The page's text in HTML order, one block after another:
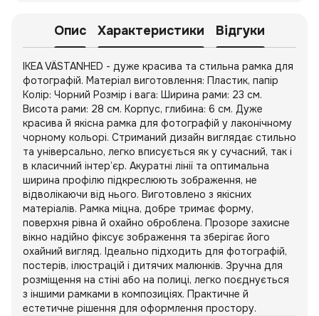
Опис Характеристики Відгуки
IKEA VÄSTANHED - дуже красива та стильна рамка для
фотографій. Матеріал виготовлення: Пластик, папір
Колір: Чорний Розмір і вага: Ширина рами: 23 см.
Висота рами: 28 см. Корпус, глибина: 6 см. Дуже
красива й якісна рамка для фотографій у лаконічному
чорному кольорі. Стриманий дизайн виглядає стильно
та універсально, легко вписується як у сучасний, так і
в класичний інтер’єр. Акуратні лінії та оптимальна
ширина профілю підкреслюють зображення, не
відволікаючи від нього. Виготовлено з якісних
матеріалів. Рамка міцна, добре тримає форму,
поверхня рівна й охайно оброблена. Прозоре захисне
вікно надійно фіксує зображення та зберігає його
охайний вигляд. Ідеально підходить для фотографій,
постерів, ілюстрацій і дитячих малюнків. Зручна для
розміщення на стіні або на полиці, легко поєднується
з іншими рамками в композиціях. Практичне й
естетичне рішення для оформлення простору.